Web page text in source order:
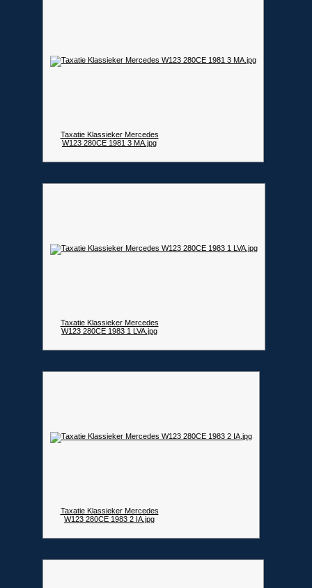
Taxatie Klassieker Mercedes
W123 280CE 1981 3 MA.jpg
Taxatie Klassieker Mercedes
W123 280CE 1983 1 LVA.jpg
Taxatie Klassieker Mercedes
W123 280CE 1983 2 IA.jpg